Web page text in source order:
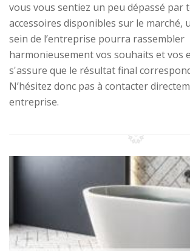
vous vous sentiez un peu dépassé par
accessoires disponibles sur le marché,
sein de l’entreprise pourra rassembler
harmonieusement vos souhaits et vos
s'assure que le résultat final
N’hésitez donc pas à contacter
entreprise.